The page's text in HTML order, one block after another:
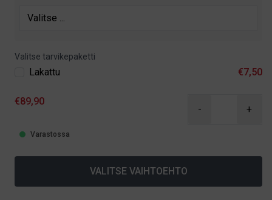
Valitse tarvikepaketti
Lakattu €7,50
€89,90
- +
Varastossa
VALITSE VAIHTOEHTO